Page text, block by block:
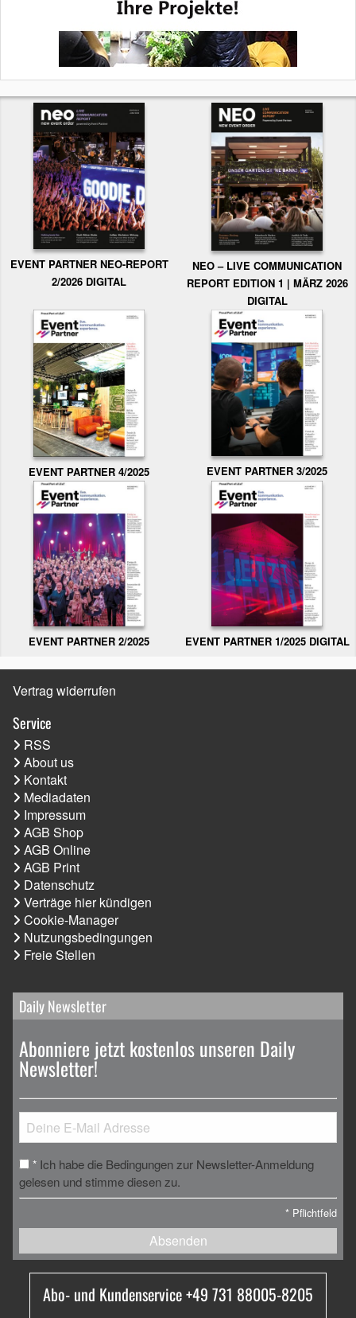
EVENT PARTNER NEO-REPORT
2/2026 DIGITAL
NEO – LIVE COMMUNICATION
REPORT EDITION 1 | MÄRZ 2026
DIGITAL
EVENT PARTNER 4/2025 EVENT PARTNER 3/2025
EVENT PARTNER 2/2025 EVENT PARTNER 1/2025 DIGITAL
Vertrag widerrufen
Service
RSS
About us
Kontakt
Mediadaten
Impressum
AGB Shop
AGB Online
AGB Print
Datenschutz
Verträge hier kündigen
Cookie-Manager
Nutzungsbedingungen
Freie Stellen
Daily Newsletter
Abonniere jetzt kostenlos unseren Daily
Newsletter!
* Ich habe die Bedingungen zur Newsletter-Anmeldung
gelesen und stimme diesen zu.
* Pflichtfeld
Absenden
Abo- und Kundenservice +49 731 88005-8205